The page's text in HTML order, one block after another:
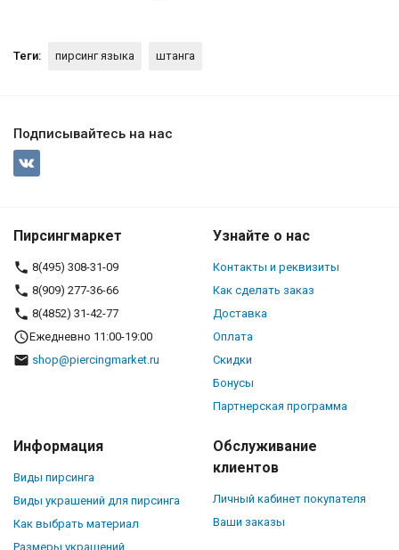
Теги: пирсинг языка штанга
Подписывайтесь на нас
Пирсингмаркет
8(495) 308-31-09
8(909) 277-36-66
8(4852) 31-42-77
Ежедневно 11:00-19:00
shop@piercingmarket.ru
Узнайте о нас
Контакты и реквизиты
Как сделать заказ
Доставка
Оплата
Скидки
Бонусы
Партнерская программа
Информация
Виды пирсинга
Виды украшений для пирсинга
Как выбрать материал
Размеры украшений
Обслуживание
клиентов
Личный кабинет покупателя
Ваши заказы